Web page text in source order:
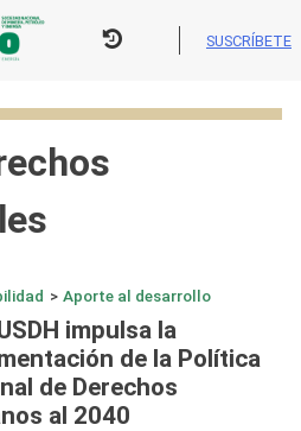
SUSCRÍBETE
> Aporte al desarrollo
impulsa la
de la Política
de Derechos
al 2040